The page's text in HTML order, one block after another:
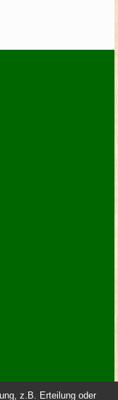
z.B. Erteilung oder